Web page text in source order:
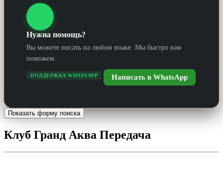
Нужна помощь?
Вы можете писать на любом языке. Мы быстро вам
поможем.
ПОДДЕРЖКА WHATSAPP Написать в WhatsApp
Показать форму поиска
Клуб Гранд Аква Передача